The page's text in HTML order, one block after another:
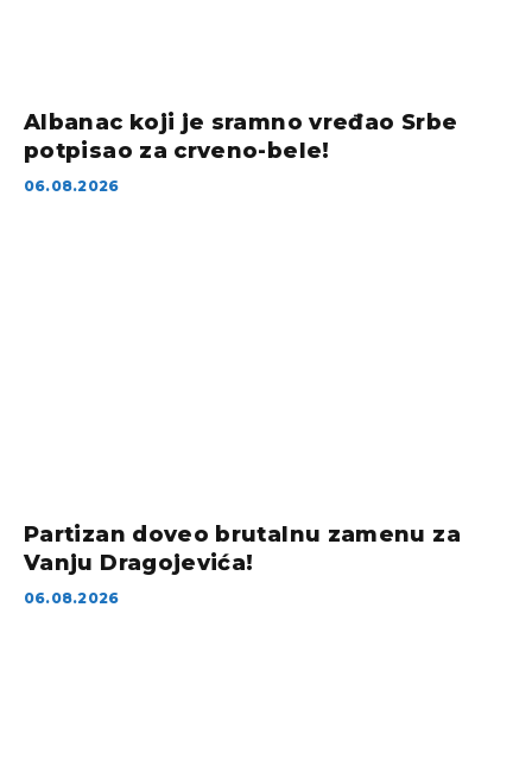
Albanac koji je sramno vređao Srbe
potpisao za crveno-bele!
06.08.2026
Partizan doveo brutalnu zamenu za
Vanju Dragojevića!
06.08.2026